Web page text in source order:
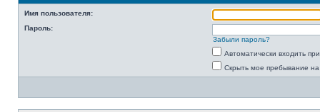
Имя пользователя:
Пароль:
Забыли пароль?
Автоматически входить
Скрыть мое пребывание